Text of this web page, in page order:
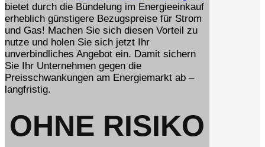
bietet durch die Bündelung im Energieeinkauf
erheblich günstigere Bezugspreise für Strom
und Gas! Machen Sie sich diesen Vorteil zu
nutze und holen Sie sich jetzt Ihr
unverbindliches Angebot ein. Damit sichern
Sie Ihr Unternehmen gegen die
Preisschwankungen am Energiemarkt ab –
langfristig.
OHNE RISIKO